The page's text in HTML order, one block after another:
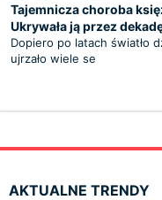
Tajemnicza choroba
Ukrywała ją przez
Dopiero po latach światło
ujrzało wiele se
AKTUALNE TRENDY